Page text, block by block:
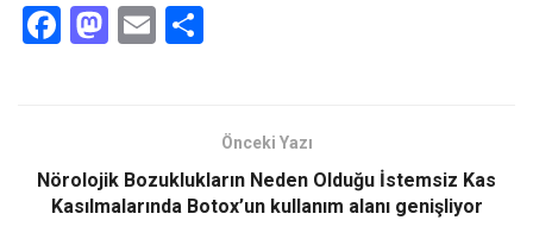
F
o
o
M
d
o
E
Önceki Yazı
Nörolojik Bozuklukların Neden Olduğu İstemsiz Kas
Kasılmalarında Botox’un kullanım alanı genişliyor